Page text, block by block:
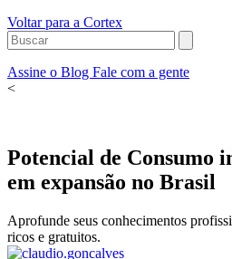
Voltar para a Cortex
Assine o Blog Fale com a gente
<
Potencial de Consumo
em expansão no Brasil
Aprofunde seus conhecimentos
ricos e gratuitos.